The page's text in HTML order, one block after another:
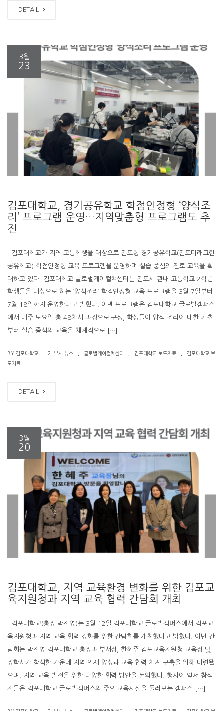
DETAIL
3월
23
김포대학교, 경기공유학교 학점인정형 ‘양식조
리’ 프로그램 운영…지역맞춤형 프로그램도 추
진
김포대학교가 지역 고등학생을 대상으로 김포형 경기공유학교(김포미래그린
공유학교) 학점인정형 교육 프로그램을 운영하며 실습 중심의 진로 교육을 확
대하고 있다. 김포대학교 글로벌케이컬쳐센터는 김포시 관내 고등학교 2학년
학생들을 대상으로 하는 ‘양식조리’ 학점인정형 교육 프로그램을 3월 7일부터
7월 18일까지 운영한다고 밝혔다. 이번 프로그램은 김포대학교 글로벌캠퍼스
에서 매주 토요일 총 48차시 과정으로 구성, 학생들이 양식 조리에 대한 기초
부터 실습 중심의 교육을 체계적으로 […]
BY 김포대학교 2. 부서 뉴스 글로벌케이컬쳐센터 김포대학교 보도자료
김포대학교 보
도자료
DETAIL
3월
20
김포대학교, 지역 교육환경 변화를 위한 김포교
육지원청과 지역 교육 협력 간담회 개최
김포대학교(총장 박진영)는 3월 12일 김포대학교 글로벌캠퍼스에서 김포교
육지원청과 지역 교육 협력 강화를 위한 간담회를 개최했다고 밝혔다. 이번 간
담회는 박진영 김포대학교 총장과 부서장, 한혜주 김포교육지원청 교육장 및
장학사가 참석한 가운데 지역 인재 양성과 교육 협력 체계 구축을 위해 마련됐
으며, 지역 교육 발전을 위한 다양한 협력 방안을 논의했다. 행사에 앞서 참석
자들은 김포대학교 글로벌캠퍼스의 주요 교육시설을 둘러보는 캠퍼스 […]